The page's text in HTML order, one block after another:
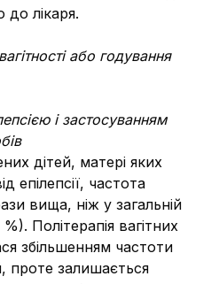
лікаря.
або годування
і застосуванням
дітей, матері яких
епілепсії, частота
вища, ніж у загальній
Політерапія вагітних
збільшенням частоти
проте залишається